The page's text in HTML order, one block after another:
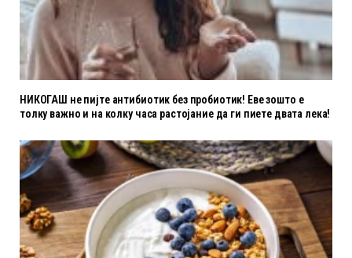
НИКОГАШ не пијте антибиотик без пробиотик! Еве зошто е
толку важно и на колку часа растојание да ги пиете двата лека!